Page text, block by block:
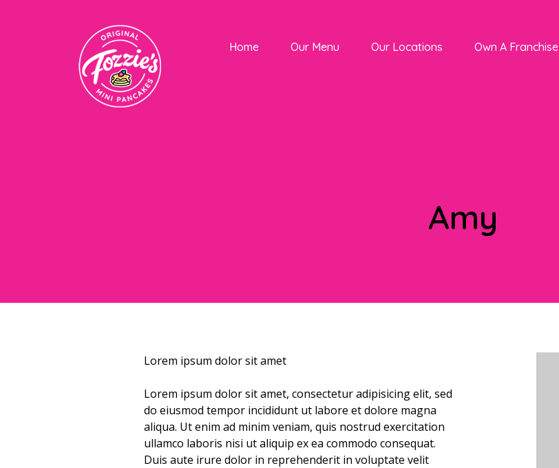
Home Our Menu Our Locations Own A Franchise
Amy
Lorem ipsum dolor sit amet
Lorem ipsum dolor sit amet, consectetur adipisicing elit, sed
do eiusmod tempor incididunt ut labore et dolore magna
aliqua. Ut enim ad minim veniam, quis nostrud exercitation
ullamco laboris nisi ut aliquip ex ea commodo consequat.
Duis aute irure dolor in reprehenderit in voluptate velit